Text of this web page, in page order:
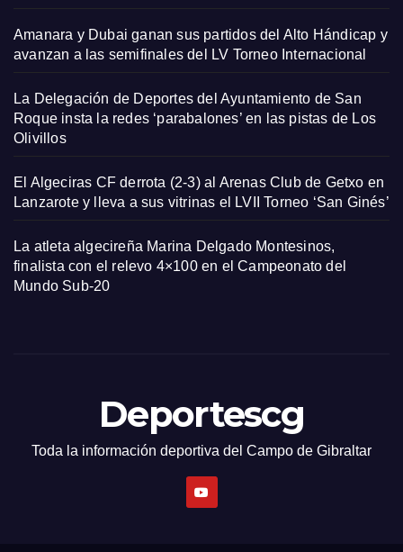
Amanara y Dubai ganan sus partidos del Alto Hándicap y
avanzan a las semifinales del LV Torneo Internacional
La Delegación de Deportes del Ayuntamiento de San
Roque insta la redes ‘parabalones’ en las pistas de Los
Olivillos
El Algeciras CF derrota (2-3) al Arenas Club de Getxo en
Lanzarote y lleva a sus vitrinas el LVII Torneo ‘San Ginés’
La atleta algecireña Marina Delgado Montesinos,
finalista con el relevo 4×100 en el Campeonato del
Mundo Sub-20
Deportescg
Toda la información deportiva del Campo de Gibraltar